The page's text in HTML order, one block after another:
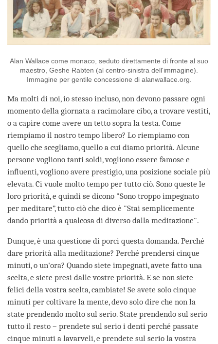
Alan Wallace come monaco, seduto direttamente di fronte al suo
maestro, Geshe Rabten (al centro-sinistra dell'immagine).
Immagine per gentile concessione di alanwallace.org.
Ma molti di noi, io stesso incluso, non devono passare ogni
momento della giornata a racimolare cibo, a trovare vestiti,
o a capire come avere un tetto sopra la testa. Come
riempiamo il nostro tempo libero? Lo riempiamo con
quello che scegliamo, quello a cui diamo priorità. Alcune
persone vogliono tanti soldi, vogliono essere famose e
influenti, vogliono avere prestigio, una posizione sociale più
elevata. Ci vuole molto tempo per tutto ciò. Sono queste le
loro priorità, e quindi se dicono "Sono troppo impegnato
per meditare”, tutto ciò che dico è "Stai semplicemente
dando priorità a qualcosa di diverso dalla meditazione".
Dunque, è una questione di porci questa domanda. Perché
dare priorità alla meditazione? Perché prendersi cinque
minuti, o un'ora? Quando siete impegnati, avete fatto una
scelta, e siete presi dalle vostre priorità. E se non siete
felici della vostra scelta, cambiate! Se avete solo cinque
minuti per coltivare la mente, devo solo dire che non la
state prendendo molto sul serio. State prendendo sul serio
tutto il resto – prendete sul serio i denti perché passate
cinque minuti a lavarveli, e prendete sul serio la vostra